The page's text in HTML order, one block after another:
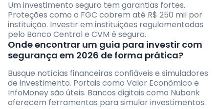
Um investimento seguro tem garantias fortes.
Proteções como o FGC cobrem até R$ 250 mil por
instituição. Investir em instituições regulamentadas
pelo Banco Central e CVM é seguro.
Onde encontrar um guia para investir com
segurança em 2026 de forma prática?
Busque notícias financeiras confiáveis e simuladores
de investimento. Portais como Valor Econômico e
InfoMoney são úteis. Bancos digitais como Nubank
oferecem ferramentas para simular investimentos.